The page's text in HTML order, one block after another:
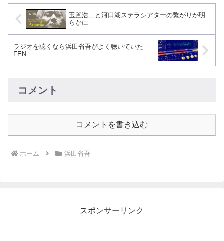
玉置浩二と河口湖ステラシアターの繋がりが明
らかに
ラジオを聴くなら浜田省吾がよく聴いていた
FEN
コメント
コメントを書き込む
ホーム 浜田省吾
スポンサーリンク